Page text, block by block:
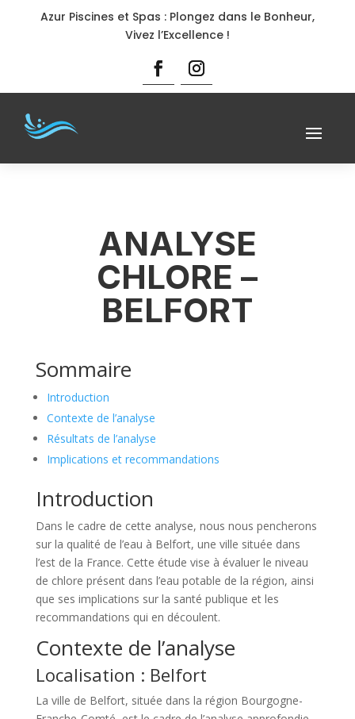
Azur Piscines et Spas : Plongez dans le Bonheur,
Vivez l’Excellence !
ANALYSE
CHLORE –
BELFORT
Sommaire
Introduction
Contexte de l’analyse
Résultats de l’analyse
Implications et recommandations
Introduction
Dans le cadre de cette analyse, nous nous pencherons
sur la qualité de l’eau à Belfort, une ville située dans
l’est de la France. Cette étude vise à évaluer le niveau
de chlore présent dans l’eau potable de la région, ainsi
que ses implications sur la santé publique et les
recommandations qui en découlent.
Contexte de l’analyse
Localisation : Belfort
La ville de Belfort, située dans la région Bourgogne-